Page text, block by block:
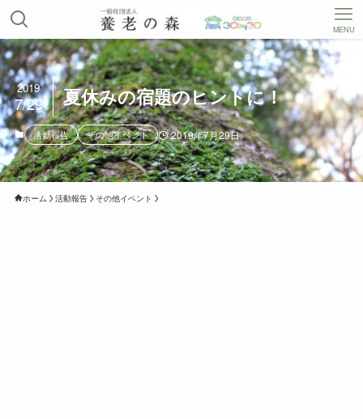
MENU
夏休みの宿題のヒントに！
2019
7/29
活動報告 その他イベント 2019年7月29日
ホーム 活動報告 その他イベント